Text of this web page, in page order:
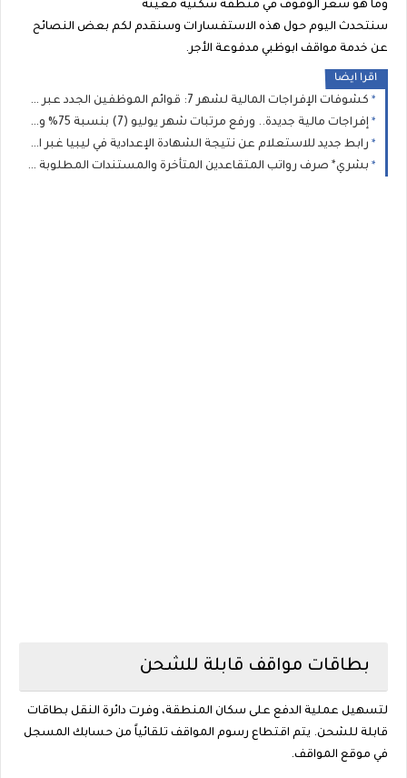
وما هو سعر الوقوف في منطقة سكنية معينة
سنتحدث اليوم حول هذه الاستفسارات وسنقدم لكم بعض النصائح
عن خدمة مواقف ابوظبي مدفوعة الأجر.
اقرا ايضا
كشوفات الإفراجات المالية لشهر 7: قوائم الموظفين الجدد عبر منظومة "راتبك لحظي" بجميع القطاعات والبلديات
إفراجات مالية جديدة.. ورفع مرتبات شهر يوليو (7) بنسبة 75% وصرف العلاوة السنوية وتغييرات المسار لعدد من الموظفين
رابط جديد للاستعلام عن نتيجة الشهادة الإعدادية في ليبيا غبر الرقم الموحد( 11111): وزير التعليم يعتمد نتيجة الإعدادية 2026 بنسبة نجاح 75.46%
بشري* صرف رواتب المتقاعدين المتأخرة والمستندات المطلوبة لإنجاز معاملات المعاشات والمنافع الخاصة بالعسكريين
بطاقات مواقف قابلة للشحن
لتسهيل عملية الدفع على سكان المنطقة، وفرت دائرة النقل بطاقات
قابلة للشحن. يتم اقتطاع رسوم المواقف تلقائياً من حسابك المسجل
في موقع المواقف.